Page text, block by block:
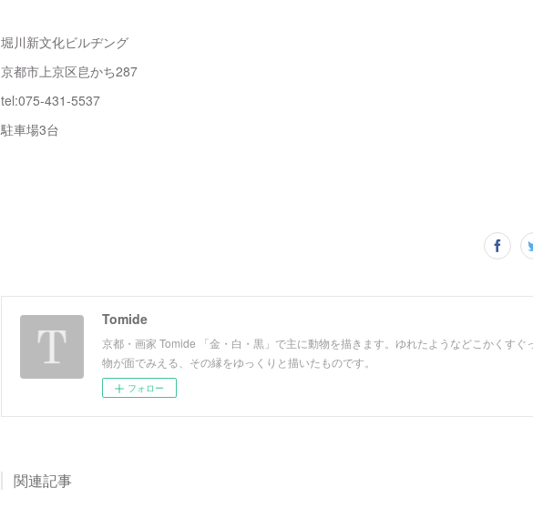
堀川新文化ビルヂング
京都市上京区皀かち287
tel:075-431-5537
駐車場3台
Tomide
京都・画家 Tomide 「金・白・黒」で主に動物を描きます。ゆれたようなどこかくすぐ
物が面でみえる、その縁をゆっくりと描いたものです。
フォロー
関連記事